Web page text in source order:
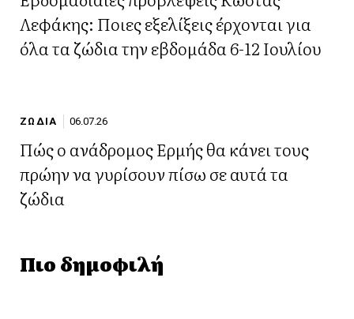
Λεφάκης: Ποιες εξελίξεις έρχονται για
όλα τα ζώδια την εβδομάδα 6-12 Ιουλίου
ΖΩΔΙΑ 06.07.26
Πώς ο ανάδρομος Ερμής θα κάνει τους
πρώην να γυρίσουν πίσω σε αυτά τα
ζώδια
Πιο δημοφιλή